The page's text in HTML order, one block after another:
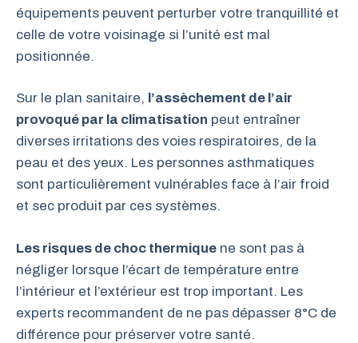
équipements peuvent perturber votre tranquillité et
celle de votre voisinage si l’unité est mal
positionnée.
Sur le plan sanitaire, l’assèchement de l’air
provoqué par la climatisation peut entraîner
diverses irritations des voies respiratoires, de la
peau et des yeux. Les personnes asthmatiques
sont particulièrement vulnérables face à l’air froid
et sec produit par ces systèmes.
Les risques de choc thermique ne sont pas à
négliger lorsque l’écart de température entre
l’intérieur et l’extérieur est trop important. Les
experts recommandent de ne pas dépasser 8°C de
différence pour préserver votre santé.